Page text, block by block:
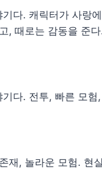
다. 캐릭터가 사랑
, 때로는 감동을 준
다. 전투, 빠른 모
재, 놀라운 모험. 현